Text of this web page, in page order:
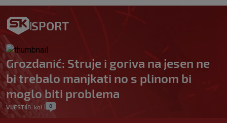
SPORT
Grozdanić: Struje i goriva na jesen ne
bi trebalo manjkati no s plinom bi
moglo biti problema
VIJESTI| 8. kol. 0